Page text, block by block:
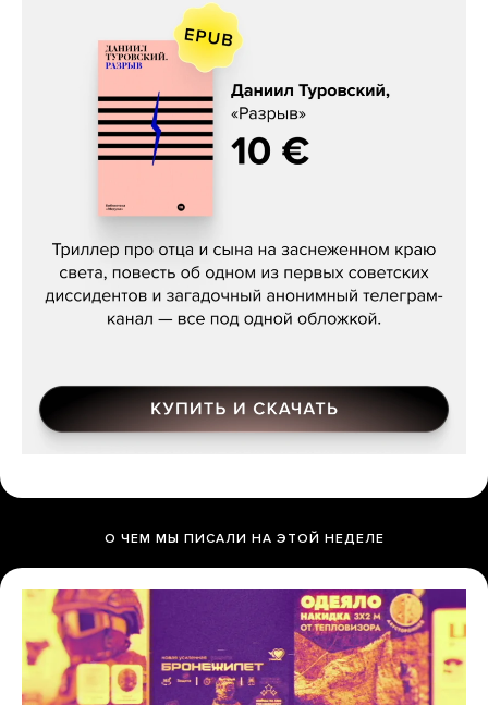
Даниил Туровский, «Разрыв»
О ЧЕМ МЫ ПИСАЛИ НА ЭТОЙ НЕДЕЛЕ